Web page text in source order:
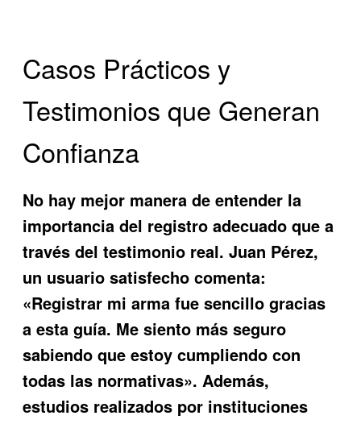
Casos Prácticos y
Testimonios que Generan
Confianza
No hay mejor manera de entender la
importancia del registro adecuado que a
través del testimonio real. Juan Pérez,
un usuario satisfecho comenta:
«Registrar mi arma fue sencillo gracias
a esta guía. Me siento más seguro
sabiendo que estoy cumpliendo con
todas las normativas». Además,
estudios realizados por instituciones